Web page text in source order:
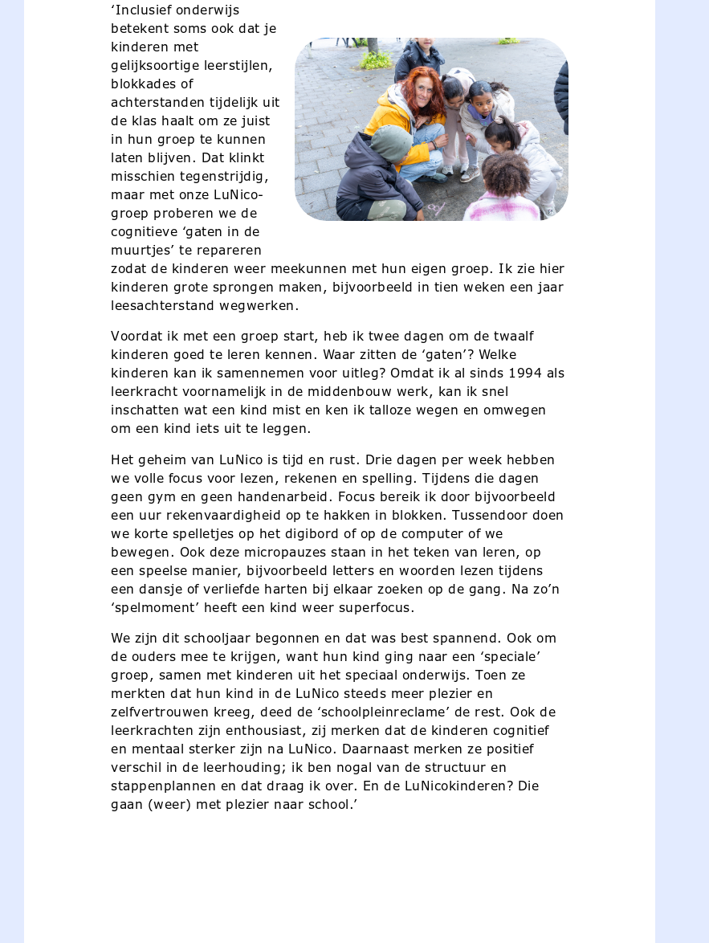
‘Inclusief onderwijs
betekent soms ook dat je
kinderen met
gelijksoortige leerstijlen,
blokkades of
achterstanden tijdelijk uit
de klas haalt om ze juist
in hun groep te kunnen
laten blijven. Dat klinkt
misschien tegenstrijdig,
maar met onze LuNico-
groep proberen we de
cognitieve ‘gaten in de
muurtjes’ te repareren
zodat de kinderen weer meekunnen met hun eigen groep. Ik zie hier
kinderen grote sprongen maken, bijvoorbeeld in tien weken een jaar
leesachterstand wegwerken.
Voordat ik met een groep start, heb ik twee dagen om de twaalf
kinderen goed te leren kennen. Waar zitten de ‘gaten’? Welke
kinderen kan ik samennemen voor uitleg? Omdat ik al sinds 1994 als
leerkracht voornamelijk in de middenbouw werk, kan ik snel
inschatten wat een kind mist en ken ik talloze wegen en omwegen
om een kind iets uit te leggen.
Het geheim van LuNico is tijd en rust. Drie dagen per week hebben
we volle focus voor lezen, rekenen en spelling. Tijdens die dagen
geen gym en geen handenarbeid. Focus bereik ik door bijvoorbeeld
een uur rekenvaardigheid op te hakken in blokken. Tussendoor doen
we korte spelletjes op het digibord of op de computer of we
bewegen. Ook deze micropauzes staan in het teken van leren, op
een speelse manier, bijvoorbeeld letters en woorden lezen tijdens
een dansje of verliefde harten bij elkaar zoeken op de gang. Na zo’n
‘spelmoment’ heeft een kind weer superfocus.
We zijn dit schooljaar begonnen en dat was best spannend. Ook om
de ouders mee te krijgen, want hun kind ging naar een ‘speciale’
groep, samen met kinderen uit het speciaal onderwijs. Toen ze
merkten dat hun kind in de LuNico steeds meer plezier en
zelfvertrouwen kreeg, deed de ‘schoolpleinreclame’ de rest. Ook de
leerkrachten zijn enthousiast, zij merken dat de kinderen cognitief
en mentaal sterker zijn na LuNico. Daarnaast merken ze positief
verschil in de leerhouding; ik ben nogal van de structuur en
stappenplannen en dat draag ik over. En de LuNicokinderen? Die
gaan (weer) met plezier naar school.’